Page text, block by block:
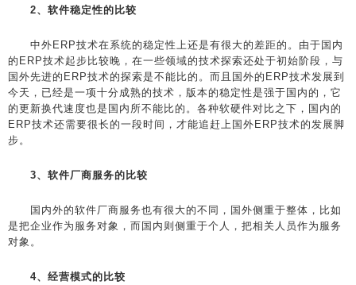
2、软件稳定性的比较
中外ERP技术在系统的稳定性上还是有很大的差距的。由于国内
的ERP技术起步比较晚，在一些领域的技术探索还处于初始阶段，与
国外先进的ERP技术的探索是不能比的。而且国外的ERP技术发展到
今天，已经是一项十分成熟的技术，版本的稳定性是强于国内的，它
的更新换代速度也是国内所不能比的。各种软硬件对比之下，国内的
ERP技术还需要很长的一段时间，才能追赶上国外ERP技术的发展脚
步。
3、软件厂商服务的比较
国内外的软件厂商服务也有很大的不同，国外侧重于整体，比如
是把企业作为服务对象，而国内则侧重于个人，把相关人员作为服务
对象。
4、经营模式的比较